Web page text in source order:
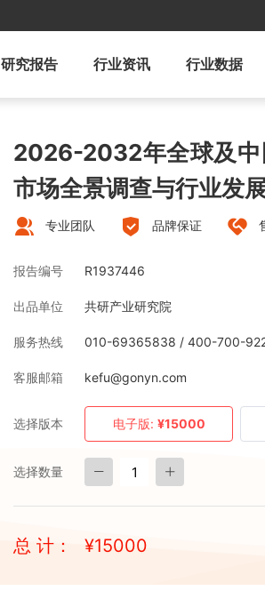
研究报告 行业资讯 行业数据
2026-2032年全球及中
市场全景调查与行业发
专业团队 品牌保证
报告编号 R1937446
出品单位 共研产业研究院
服务热线 010-69365838 / 400-700-
客服邮箱 kefu@gonyn.com
选择版本 电子版: ¥15000
选择数量
总 计： ¥15000